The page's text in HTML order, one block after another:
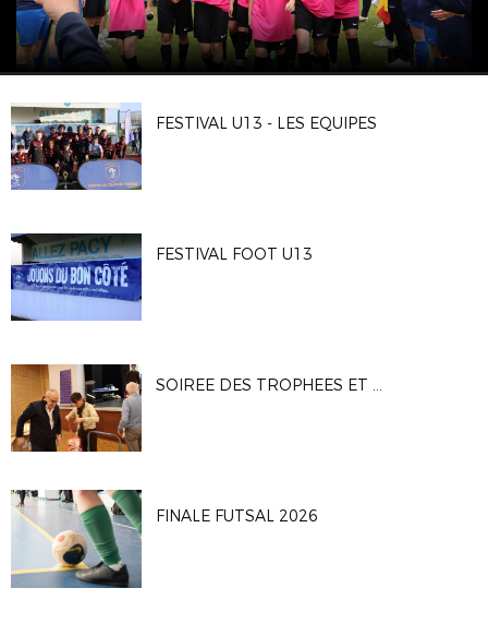
FESTIVAL U13 - LES EQUIPES
FESTIVAL FOOT U13
SOIREE DES TROPHEES ET DES BENEVOLES
FINALE FUTSAL 2026